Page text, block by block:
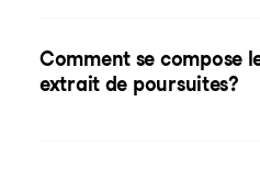
Comment se compose
extrait de poursuites?